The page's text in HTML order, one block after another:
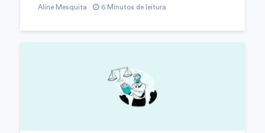
Aline Mesquita 6 Minutos de leitura